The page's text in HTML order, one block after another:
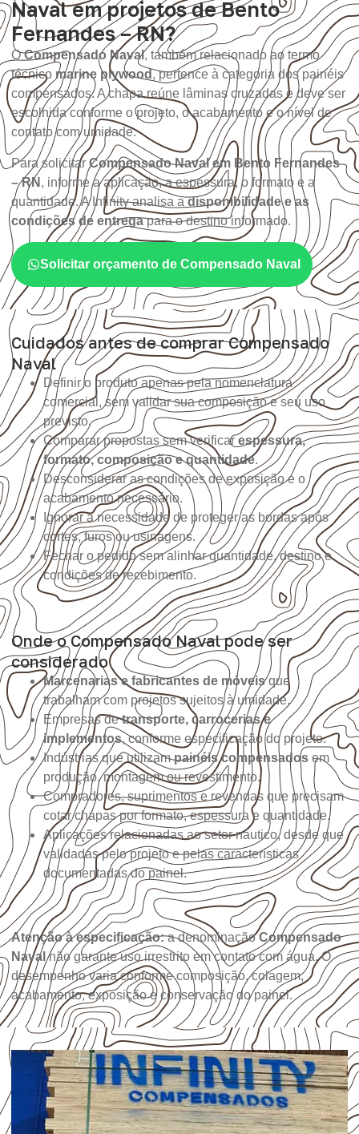
Naval em projetos de Bento
Fernandes – RN?
OCompensado Naval, também relacionado ao termo
técnico marine plywood, pertence à categoria dos painéis
compensados. A chapa reúne lâminas cruzadas e deve ser
escolhida conforme o projeto, o acabamento e o nível de
contato com umidade.
Para solicitar Compensado Naval em Bento Fernandes
– RN , informe a aplicação, a espessura, o formato e a
quantidade. A Infinity analisa adisponibilidade e as
condições de entregapara o destino informado.
Solicitar orçamento de Compensado Naval
Cuidados antes de comprar Compensado
Naval
Definir o produto apenas pela nomenclatura
comercial, sem validar sua composição e seu uso
previsto.
Comparar propostas sem verificarespessura,
formato, composição e quantidade.
Desconsiderar as condições de exposição e o
acabamento necessário.
Ignorar a necessidade de proteger as bordas após
cortes, furos ou usinagens.
Fechar o pedido sem alinhar quantidade, destino e
condições de recebimento.
Onde o Compensado Naval pode ser
considerado
Marcenarias e fabricantes de móveisque
trabalham com projetos sujeitos à umidade.
Empresas detransporte, carrocerias e
implementos, conforme especificação do projeto.
Indústrias que utilizampainéis compensados em
produção, montagem ou revestimento.
Compradores, suprimentos e revendas que precisam
cotar chapas por formato, espessura e quantidade.
Aplicações relacionadas ao setor náutico, desde que
validadas pelo projeto e pelas características
documentadas do painel.
Atenção à especificação:a denominaçãoCompensado
Naval não garante uso irrestrito em contato com água. O
desempenho varia conforme composição, colagem,
acabamento, exposição e conservação do painel.